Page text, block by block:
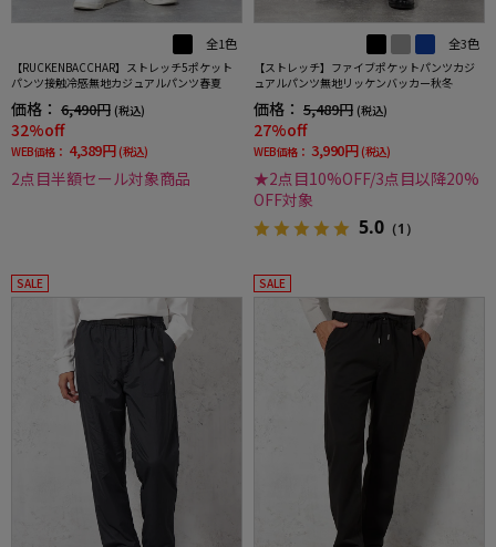
全1色
【RUCKENBACCHAR】ストレッチ5ポケット
パンツ接触冷感無地カジュアルパンツ春夏
価格： 6,490円 (税込)
32%off
WEB価格： 4,389円 (税込)
2点目半額セール対象商品
全3色
【ストレッチ】ファイブポケットパンツカジ
ュアルパンツ無地リッケンバッカー秋冬
価格： 5,489円 (税込)
27%off
WEB価格： 3,990円 (税込)
★2点目10%OFF/3点目以降20%
OFF対象
5.0 （1）
SALE SALE